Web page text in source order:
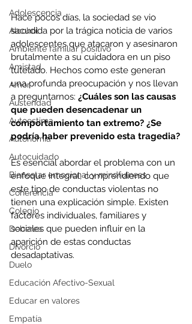
Adolescencia
Alcohol
Ambiente familiar positivo
Amistad
Amor
Austeridad
Autoestima
Autonomía
Autocuidado
Bienestar emocional y mindfulness
Coherencia
Colegio
Deberes
Divorcio
Duelo
Educación Afectivo-Sexual
Educar en valores
Empatía
Hace pocos días, la sociedad se vio
sacudida por la trágica noticia de varios
adolescentes que atacaron y asesinaron
brutalmente a su cuidadora en un piso
tutelado. Hechos como este generan
una profunda preocupación y nos llevan
a preguntarnos: ¿Cuáles son las causas
que pueden desencadenar un
comportamiento tan extremo? ¿Se
podría haber prevenido esta tragedia?
Es esencial abordar el problema con un
enfoque integral, comprendiendo que
este tipo de conductas violentas no
tienen una explicación simple. Existen
factores individuales, familiares y
sociales que pueden influir en la
aparición de estas conductas
desadaptativas.